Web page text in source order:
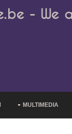
- We
MULTIMEDIA